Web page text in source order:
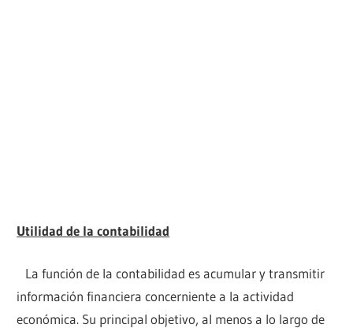
Utilidad de la contabilidad
La función de la contabilidad es acumular y transmitir
información financiera concerniente a la actividad
económica. Su principal objetivo, al menos a lo largo de